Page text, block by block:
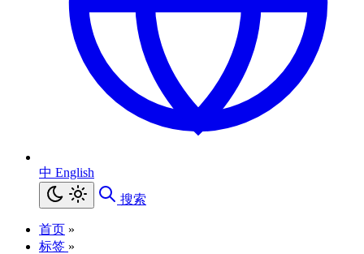
中 English
搜索
首页 »
标签 »